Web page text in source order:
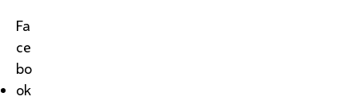
Fa
ce
bo
ok